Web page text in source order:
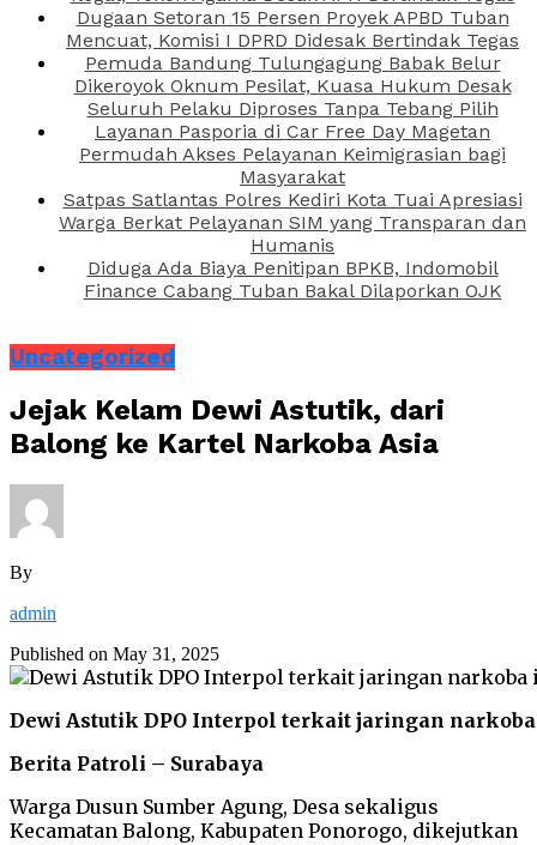
Dugaan Setoran 15 Persen Proyek APBD Tuban
Mencuat, Komisi I DPRD Didesak Bertindak Tegas
Pemuda Bandung Tulungagung Babak Belur
Dikeroyok Oknum Pesilat, Kuasa Hukum Desak
Seluruh Pelaku Diproses Tanpa Tebang Pilih
Layanan Pasporia di Car Free Day Magetan
Permudah Akses Pelayanan Keimigrasian bagi
Masyarakat
Satpas Satlantas Polres Kediri Kota Tuai Apresiasi
Warga Berkat Pelayanan SIM yang Transparan dan
Humanis
Diduga Ada Biaya Penitipan BPKB, Indomobil
Finance Cabang Tuban Bakal Dilaporkan OJK
Uncategorized
Jejak Kelam Dewi Astutik, dari
Balong ke Kartel Narkoba Asia
By
admin
Published on May 31, 2025
Dewi Astutik DPO Interpol terkait jaringan
Berita Patroli – Surabaya
Warga Dusun Sumber Agung, Desa sekaligus
Kecamatan Balong, Kabupaten Ponorogo, dikejutkan